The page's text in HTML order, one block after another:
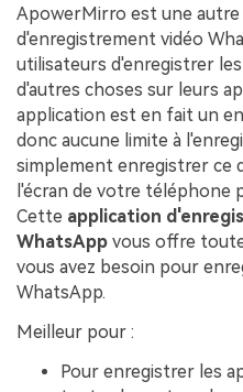
ApowerMirro est une
d'enregistrement vidéo
utilisateurs d'enregistrer
d'autres choses sur leurs
application est en fait un
donc aucune limite à
simplement enregistrer ce
l'écran de votre téléphone
Cette application
WhatsApp vous offre
vous avez besoin pour
WhatsApp.
Meilleur pour :
Pour enregistrer les